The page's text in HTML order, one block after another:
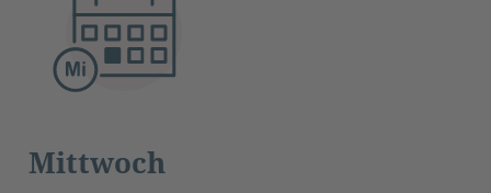
Mittwoch